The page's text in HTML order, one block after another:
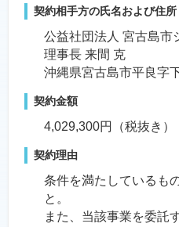
契約相手方の氏名および住所
公益社団法人 宮古島市
理事長 来間 克
沖縄県宮古島市平良字
契約金額
4,029,300円（税抜き）
契約理由
条件を満たしているも
と。
また、当該事業を委託